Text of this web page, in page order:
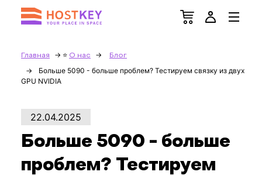
Главная О нас Блог
Больше 5090 - больше проблем? Тестируем связку из двух
GPU NVIDIA
22.04.2025
Больше 5090 - больше
проблем? Тестируем